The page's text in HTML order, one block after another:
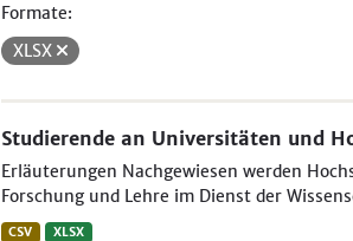
Formate:
XLSX
Studierende an Universitäten und
Erläuterungen Nachgewiesen werden
Forschung und Lehre im Dienst der
CSV XLSX